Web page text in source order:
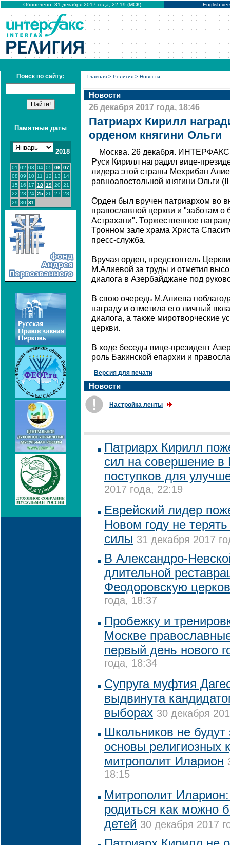
Обновлено: 31 декабря 2017 года, 22:19 (МСК) English
Поиск по сайту:
Памятные даты
2018
01 02 03 04 05 06 07
08 09 10 11 12 13
14
15 16 17 18 19 20 21
22 23 24 25 26 27 28
29 30 31
Главная > Религия > Новости
Новости
26 декабря 2017 года, 18:46
Патриарх Кирилл
орденом княгини Ольги
Москва. 26 декабря. ИНТЕРФАКС
Руси Кирилл наградил вице-
лидера этой страны Мехрибан
равноапостольной княгини Ольги
Орден был вручен патриархом во
православной церкви и "заботам о
Астрахани". Торжественное
Тронном зале храма Христа
пресс-служба.
Вручая орден, предстоятель
М.Алиевой за труды и отметил
диалога в Азербайджане под
В свою очередь М.Алиева
награду и отметила его личный
диалога, а также миротворческие
церкви.
В ходе беседы вице-президент
роль Бакинской епархии и
Версия для печати
Новости
Настройка ленты
Патриарх Кирилл
сил на совершение в
поступков для
2017 года, 22:19
Еврейский лидер
Новом году не
силы 31 декабря 2017
В Александро-
длительной
Феодоровскую
года, 18:37
Пробежку и
Москве
первый день нового
года, 18:34
Супруга муфтия
выдвинута
выборах 30 декабря
Школьников не будут
основы религиозных
митрополит Иларион
18:15
Митрополит
родиться как можно
детей 30 декабря 2017